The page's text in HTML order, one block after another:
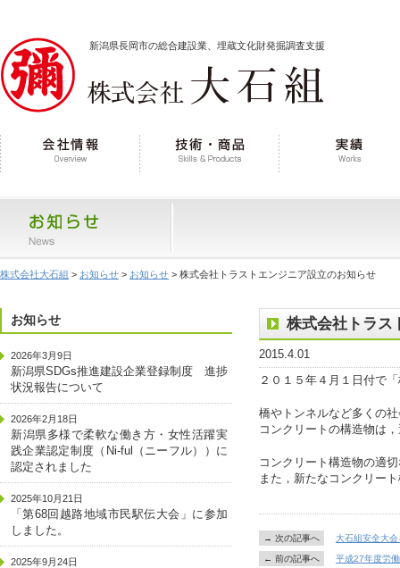
新潟県長岡市の総合建設業、埋蔵文化財発掘調査支援
株式会社大石組 > お知らせ > お知らせ > 株式会社トラストエンジニア設立のお知らせ
株式会社トラス
2015.4.01
２０１５年４月１日付で
橋やトンネルなど多くの
コンクリートの構造物は
コンクリート構造物の適
また，新たなコンクリー
→ 次の記事へ 大石組安全大
← 前の記事へ 平成27年度労
お知らせ
2026年3月9日
新潟県SDGs推進建設企業登録制度 進捗
状況報告について
2026年2月18日
新潟県多様で柔軟な働き方・女性活躍実
践企業認定制度（Ni-ful（ニーフル））に
認定されました
2025年10月21日
「第68回越路地域市民駅伝大会」に参加
しました。
2025年9月24日